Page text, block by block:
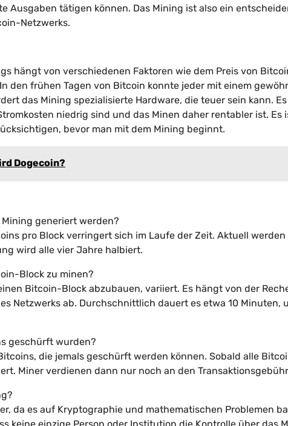
Ausgaben tätigen können. Das Mining ist also ein
Netzwerks.
hängt von verschiedenen Faktoren wie dem Preis von
den frühen Tagen von Bitcoin konnte jeder mit einem
das Mining spezialisierte Hardware, die teuer sein kann.
niedrig sind und das Minen daher rentabler ist. Es
bevor man mit dem Mining beginnt.
Dogecoin?
generiert werden?
pro Block verringert sich im Laufe der Zeit. Aktuell werden
wird alle vier Jahre halbiert.
Block zu minen?
Bitcoin-Block abzubauen, variiert. Es hängt von der
Netzwerks ab. Durchschnittlich dauert es etwa 10 Minuten,
geschürft wurden?
die jemals geschürft werden können. Sobald alle
Miner verdienen dann nur noch an den
da es auf Kryptographie und mathematischen Problemen